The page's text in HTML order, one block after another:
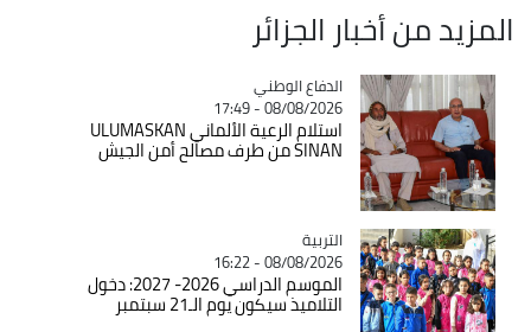
المزيد من أخبار الجزائر
Catégorie
الدفاع الوطني
08/08/2026 - 17:49
استلام الرعية الألماني ULUMASKAN
SINAN من طرف مصالح أمن الجيش
Catégorie
التربية
08/08/2026 - 16:22
الموسم الدراسي 2026- 2027: دخول
التلاميذ سيكون يوم الـ21 سبتمبر